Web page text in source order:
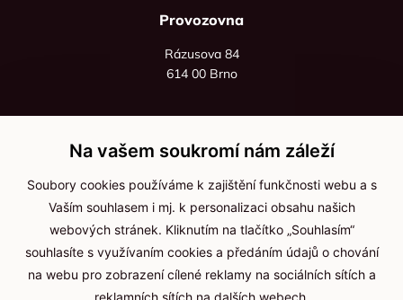
Provozovna
Rázusova 84
614 00 Brno
+420 736 535 066
Po - pá: 8:00 - 16:00
info@jma-kam.cz
Důležité informace
Na vašem soukromí nám záleží
Soubory cookies používáme k zajištění funkčnosti webu a s
Vaším souhlasem i mj. k personalizaci obsahu našich
webových stránek. Kliknutím na tlačítko „Souhlasím“
souhlasíte s využívaním cookies a předáním údajů o chování
na webu pro zobrazení cílené reklamy na sociálních sítích a
reklamních sítích na dalších webech.